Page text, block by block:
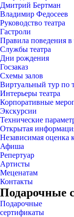
Дмитрий Бертман
Владимир Федосеев
Руководство театра
Гастроли
Правила поведения в
Службы театра
Дни рождения
Госзаказ
Схемы залов
Виртуальный тур по
Интерьеры театра
Корпоративные
Экскурсии
Технические
Открытая
Независимая оценка
Афиша
Репертуар
Артисты
Меценатам
Контакты
Подарочные
Подарочные
сертификаты